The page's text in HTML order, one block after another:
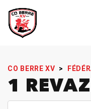
CO BERRE XV >
1